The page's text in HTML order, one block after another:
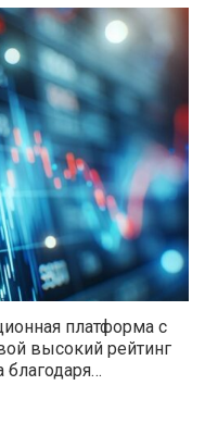
платформа с
высокий рейтинг
благодаря…